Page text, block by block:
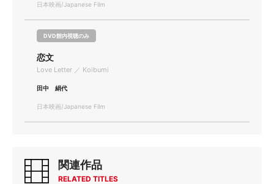
日本映画/Japanese Film
DVD館内視聴のみ
恋文
Love Letter ／ Koibumi
田中 絹代
日本映画/Japanese Film
関連作品
RELATED TITLES